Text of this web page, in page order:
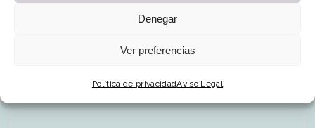
Denegar
Ver preferencias
Política de privacidadAviso Legal